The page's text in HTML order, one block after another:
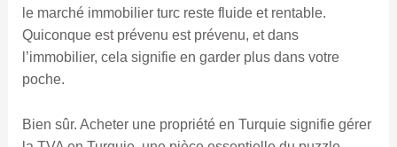
le marché immobilier turc reste fluide et rentable.
Quiconque est prévenu est prévenu, et dans
l’immobilier, cela signifie en garder plus dans votre
poche.
Bien sûr. Acheter une propriété en Turquie signifie gérer